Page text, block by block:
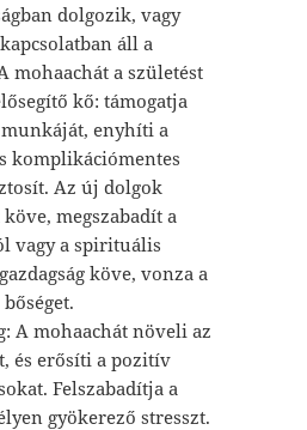
dolgozik, vagy
áll a
mohaachát a születést
kő: támogatja
enyhíti a
komplikációmentes
Az új dolgok
megszabadít a
vagy a spirituális
köve, vonza a
bőséget.
A mohaachát növeli az
és erősíti a pozitív
Felszabadítja a
gyökerező stresszt.